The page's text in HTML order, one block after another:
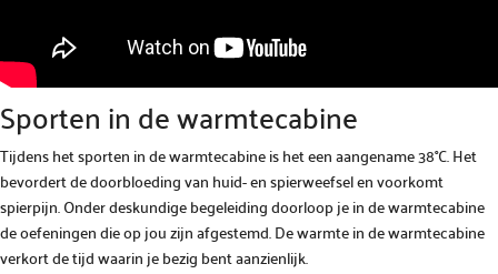
Sporten in de warmtecabine
Tijdens het sporten in de warmtecabine is het een aangename 38°C. Het
bevordert de doorbloeding van huid- en spierweefsel en voorkomt
spierpijn. Onder deskundige begeleiding doorloop je in de warmtecabine
de oefeningen die op jou zijn afgestemd. De warmte in de warmtecabine
verkort de tijd waarin je bezig bent aanzienlijk.